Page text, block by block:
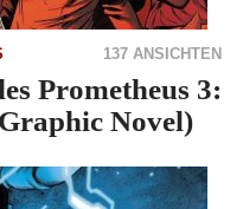
137 ANSICHTEN
Prometheus 3:
Novel)